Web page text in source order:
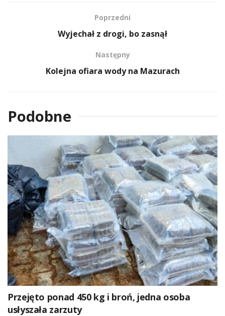
Poprzedni
Wyjechał z drogi, bo zasnął
Następny
Kolejna ofiara wody na Mazurach
Podobne
Przejęto ponad 450 kg i broń, jedna osoba
usłyszała zarzuty